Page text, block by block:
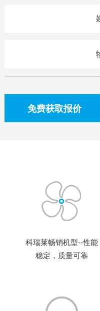
免费获取报价
科瑞莱畅销机型--性能
稳定，质量可靠